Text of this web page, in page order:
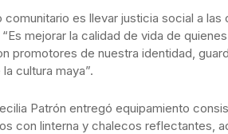
comunitario es llevar justicia social a
mejorar la calidad de vida de
promotores de nuestra identidad,
cultura maya”.
Patrón entregó equipamiento
con linterna y chalecos reflectantes,